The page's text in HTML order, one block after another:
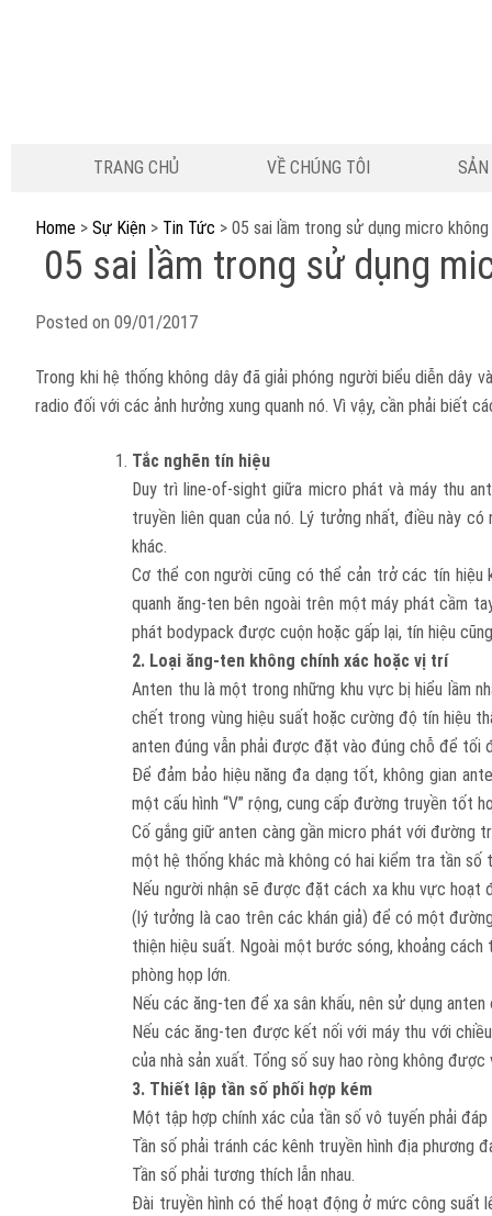
TRANG CHỦ VỀ CHÚNG TÔI
Home >Sự Kiện > Tin Tức >05 sai lầm trong sử dụng micro
05 sai lầm trong sử dụng
Posted on09/01/2017
Trong khi hệ thống không dây đã giải phóng người biểu diễn dây
radio đối với các ảnh hưởng xung quanh nó. Vì vậy, cần phải biết
Tắc nghẽn tín hiệu
Duy trì line-of-sight giữa micro phát và máy thu
truyền liên quan của nó. Lý tưởng nhất, điều này
khác.
Cơ thể con người cũng có thể cản trở các tín hiệu
quanh ăng-ten bên ngoài trên một máy phát cầm
phát bodypack được cuộn hoặc gấp lại, tín hiệu
2. Loại ăng-ten không chính xác hoặc vị trí
Anten thu là một trong những khu vực bị hiểu lầm
chết trong vùng hiệu suất hoặc cường độ tín hiệu
anten đúng vẫn phải được đặt vào đúng chỗ để tối
Để đảm bảo hiệu năng đa dạng tốt, không gian
một cấu hình “V” rộng, cung cấp đường truyền tốt
Cố gắng giữ anten càng gần micro phát với đường
một hệ thống khác mà không có hai kiểm tra tần số
Nếu người nhận sẽ được đặt cách xa khu vực
(lý tưởng là cao trên các khán giả) để có một
thiện hiệu suất. Ngoài một bước sóng, khoảng
phòng họp lớn.
Nếu các ăng-ten để xa sân khấu, nên sử dụng
Nếu các ăng-ten được kết nối với máy thu với
của nhà sản xuất. Tổng số suy hao ròng không
3. Thiết lập tần số phối hợp kém
Một tập hợp chính xác của tần số vô tuyến phải
Tần số phải tránh các kênh truyền hình địa phương
Tần số phải tương thích lẫn nhau.
Đài truyền hình có thể hoạt động ở mức công